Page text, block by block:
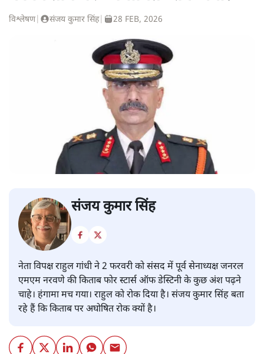
विश्लेषण| संजय कुमार सिंह| 28 FEB, 2026
संजय कुमार सिंह
नेता विपक्ष राहुल गांधी ने 2 फरवरी को संसद में पूर्व सेनाध्यक्ष जनरल
एमएम नरवणे की किताब फोर स्टार्स ऑफ डेस्टिनी के कुछ अंश पढ़ने
चाहे। हंगामा मच गया। राहुल को रोक दिया है। संजय कुमार सिंह बता
रहे हैं कि किताब पर अघोषित रोक क्यों है।